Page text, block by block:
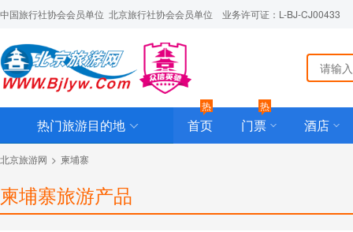
中国旅行社协会会员单位  北京旅行社协会会员单位    业务许可证：L-BJ-CJ00433
热门旅游目的地 首页
热
门票
热
酒店
北京旅游网 > 柬埔寨
柬埔寨旅游产品